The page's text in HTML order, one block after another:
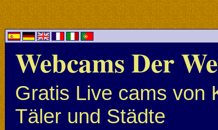
Webcams Der
Gratis Live cams von
Täler und Städte